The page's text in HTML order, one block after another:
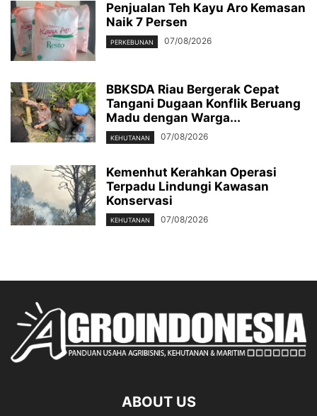
Penjualan Teh Kayu Aro Kemasan
Naik 7 Persen
PERKEBUNAN 07/08/2026
BBKSDA Riau Bergerak Cepat
Tangani Dugaan Konflik Beruang
Madu dengan Warga...
KEHUTANAN 07/08/2026
Kemenhut Kerahkan Operasi
Terpadu Lindungi Kawasan
Konservasi
KEHUTANAN 07/08/2026
ABOUT US